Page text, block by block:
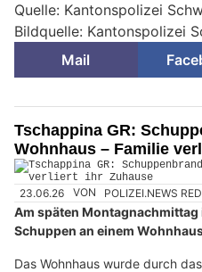
Quelle: Kantonspolizei
Bildquelle: Kantonspolizei
Mail
Tschappina GR:
Wohnhaus – Familie
23.06.26 VON POLIZEI.NEWS
Am späten Montagnachmittag
Schuppen an einem
Das Wohnhaus wurde durch